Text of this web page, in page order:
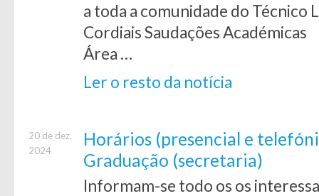
a toda a comunidade do Técnico
Cordiais Saudações Académicas
Área …
Ler o resto da notícia
20 de dez.
2024
Horários (presencial e
Graduação (secretaria)
Informam-se todo os os